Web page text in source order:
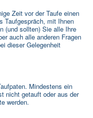
Zeit vor der Taufe einen
Taufgespräch, mit Ihnen
(und sollten) Sie alle Ihre
auch alle anderen Fragen
dieser Gelegenheit
Mindestens ein
nicht getauft oder aus der
werden.